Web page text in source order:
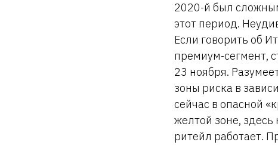
2020-й был
этот период.
Если говорить об
премиум-сегмент,
23 ноября.
зоны риска в
сейчас в опасной
желтой зоне, здесь
ритейл работает.